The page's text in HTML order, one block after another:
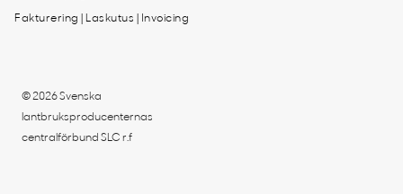
Fakturering | Laskutus | Invoicing
© 2026 Svenska
lantbruksproducenternas
centralförbund SLC r.f